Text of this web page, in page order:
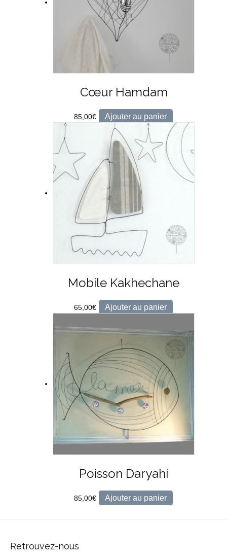
Cœur Hamdam
85,00€ Ajouter au panier
Mobile Kakhechane
65,00€ Ajouter au panier
Poisson Daryahi
85,00€ Ajouter au panier
Retrouvez-nous